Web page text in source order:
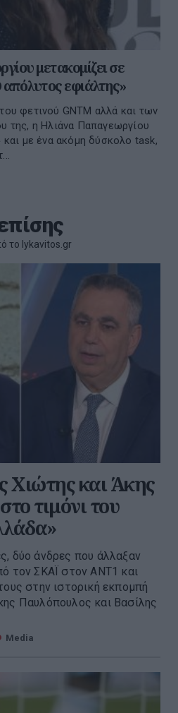
μετακομίζει σε
απόλυτος εφιάλτης»
φετινού GNTM αλλά και των
της, η Ηλιάνα Παπαγεωργίου
και με ένα ακόμη δύσκολο task,
το lykavitos.gr
Χιώτης και Άκης
τιμόνι του
δύο άνδρες που άλλαξαν
τον ΣΚΑΪ στον ΑΝΤ1 και
στην ιστορική εκπομπή
Παυλόπουλος και Βασίλης
Media